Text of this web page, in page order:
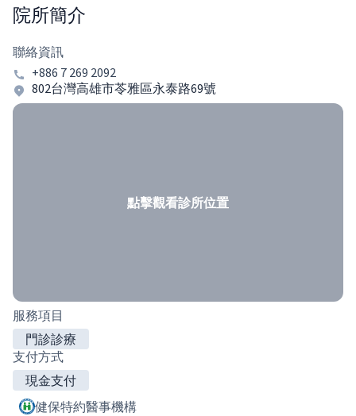
院所簡介
聯絡資訊
+886 7 269 2092
802台灣高雄市苓雅區永泰路69號
點擊觀看診所位置
服務項目
門診診療
支付方式
現金支付
健保特約醫事機構